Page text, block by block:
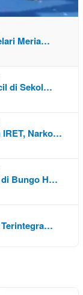
Meria…
di Sekol…
IRET, Narko…
di Bungo H…
Terintegra…